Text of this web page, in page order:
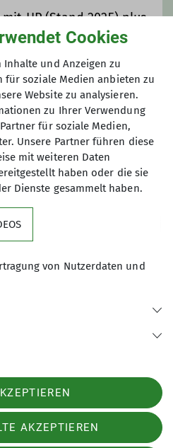
HP (Stand 2025) plus
Cookies
und Anzeigen zu
für soziale Medien anbieten zu
Website zu analysieren.
zu Ihrer Verwendung
für soziale Medien,
Unsere Partner führen diese
mit weiteren Daten
haben oder die sie
Dienste gesammelt haben.
von Nutzerdaten und
AKZEPTIEREN